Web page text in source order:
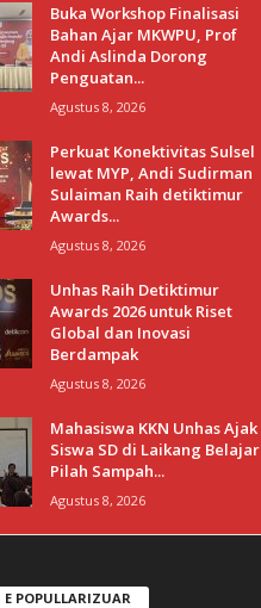
Buka Workshop Finalisasi
Bahan Ajar MKWPU, Prof
Andi Aslinda Dorong
Penguatan...
Agustus 8, 2026
Perkuat Konektivitas Sulsel
lewat MYP, Andi Sudirman
Sulaiman Raih detiktimur
Awards...
Agustus 8, 2026
Unhas Raih Detiktimur
Awards 2026 untuk Riset
Global dan Inovasi
Berdampak
Agustus 8, 2026
Mahasiswa KKN Unhas Ajak
Siswa SD di Laikang Belajar
Pilah Sampah...
Agustus 8, 2026
E POPULLARIZUAR